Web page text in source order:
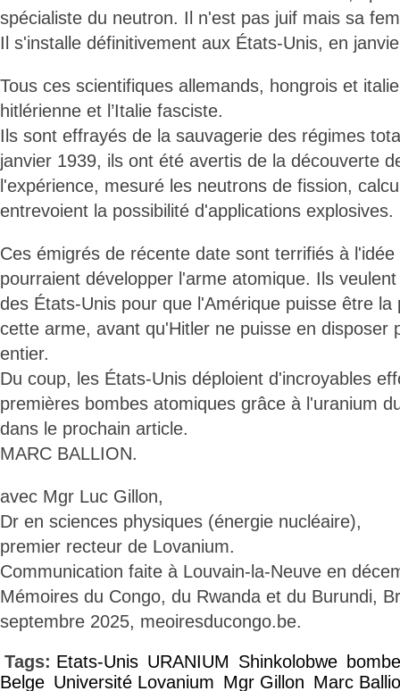
spécialiste du neutron. Il n'est pas juif mais sa
Il s'installe définitivement aux États-Unis, en
Tous ces scientifiques allemands, hongrois et
hitlérienne et l’Italie fasciste.
Ils sont effrayés de la sauvagerie des régimes
janvier 1939, ils ont été avertis de la découverte
l'expérience, mesuré les neutrons de fission,
entrevoient la possibilité d'applications explosives.
Ces émigrés de récente date sont terrifiés à l'idée
pourraient développer l'arme atomique. Ils
des États-Unis pour que l'Amérique puisse être la
cette arme, avant qu'Hitler ne puisse en disposer
entier.
Du coup, les États-Unis déploient d'incroyables
premières bombes atomiques grâce à l'uranium
dans le prochain article.
MARC BALLION.
avec Mgr Luc Gillon,
Dr en sciences physiques (énergie nucléaire),
premier recteur de Lovanium.
Communication faite à Louvain-la-Neuve en
Mémoires du Congo, du Rwanda et du Burundi,
septembre 2025, meoiresducongo.be.
Tags: Etats-Unis URANIUM Shinkolobwe
Belge Université Lovanium Mgr Gillon Marc